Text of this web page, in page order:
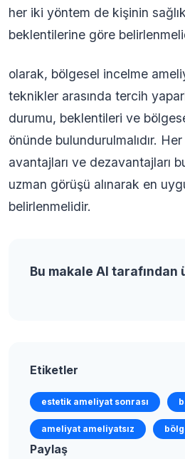
her iki yöntem de kişinin
beklentilerine göre
olarak, bölgesel incelme
teknikler arasında tercih
durumu, beklentileri ve
önünde bulundurulmalıdır.
avantajları ve dezavantajları
uzman görüşü alınarak en
belirlenmelidir.
Bu makale AI
Etiketler
estetik ameliyat sonrası
ameliyat ameliyatsız
Paylaş